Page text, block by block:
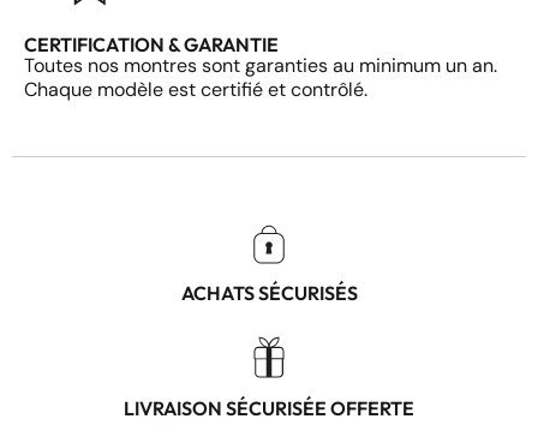
CERTIFICATION & GARANTIE
Toutes nos montres sont garanties au minimum un an.
Chaque modèle est certifié et contrôlé.
ACHATS SÉCURISÉS
LIVRAISON SÉCURISÉE OFFERTE